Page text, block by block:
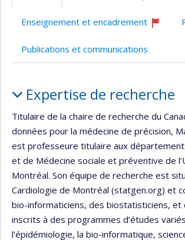
Enseignement et encadrement
Publications et communications
Expertise de recherche
Titulaire de la chaire de recherche du
données pour la médecine de précision,
est professeure titulaire aux
et de Médecine sociale et préventive de
Montréal. Son équipe de recherche est
Cardiologie de Montréal (statgen.org) et
bio-informaticiens, des biostatisticiens, et
inscrits à des programmes d’études
l’épidémiologie, la bio-informatique,